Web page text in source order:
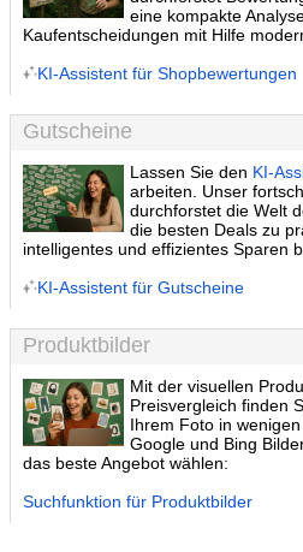
eine kompakte
Kaufentscheidungen mit Hilfe
KI-Assistent für Shopbewertungen
Gutscheine
Lassen Sie den KI-
arbeiten. Unser
durchforstet die Welt
die besten Deals zu
intelligentes und effizientes Sparen
KI-Assistent für Gutscheine
Produktbilder
Mit der visuellen
Preisvergleich finden
Ihrem Foto in
Google und Bing
das beste Angebot wählen:
Suchfunktion für Produktbilder